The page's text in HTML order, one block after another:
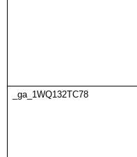
_ga_1WQ132TC78